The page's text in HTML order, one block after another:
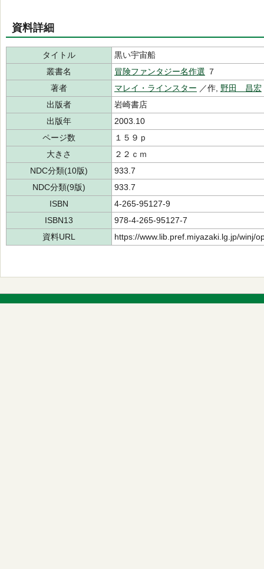
資料詳細
タイトル
黒い宇宙船
叢書名
冒険ファンタジー名作選 ７
著者
マレイ・ラインスター ／作, 野田 昌宏
出版者
岩崎書店
出版年
2003.10
ページ数
１５９ｐ
大きさ
２２ｃｍ
NDC分類(10版)
933.7
NDC分類(9版)
933.7
ISBN
4-265-95127-9
ISBN13
978-4-265-95127-7
資料URL
https://www.lib.pref.miyazaki.lg.jp/winj/